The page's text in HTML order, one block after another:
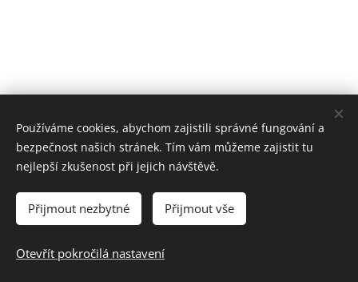
Do košíku
© 2022 Všechna práva vyhrazena
Používáme cookies, abychom zajistili správné fungování a
bezpečnost našich stránek. Tím vám můžeme zajistit tu
nejlepší zkušenost při jejich návštěvě.
Přijmout nezbytné Přijmout vše
Otevřít pokročilá nastavení